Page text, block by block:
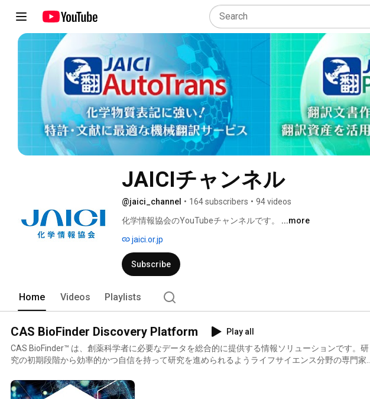
JAICIチャンネル
@jaici_channel • 164 subscribers • 94 videos
化学情報協会のYouTubeチャンネルです。 ...more
jaici.or.jp
Subscribe
Home Videos Playlists
CAS BioFinder Discovery Platform
Play all
CAS BioFinder™ は、創薬科学者に必要なデータを総合的に提供する情報ソリューションです。研
究の初期段階から効率的かつ自信を持って研究を進められるようライフサイエンス分野の専門家